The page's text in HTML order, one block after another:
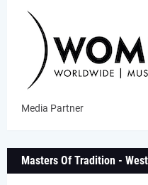
Media Partner
Masters Of Tradition -